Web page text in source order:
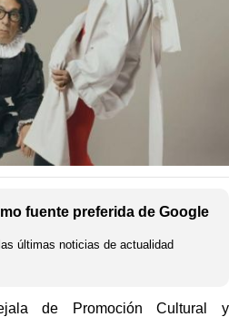
fuente preferida de Google
últimas noticias de actualidad
de Promoción Cultural y